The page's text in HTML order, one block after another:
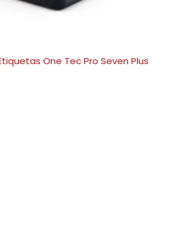
One Tec Pro Seven Plus